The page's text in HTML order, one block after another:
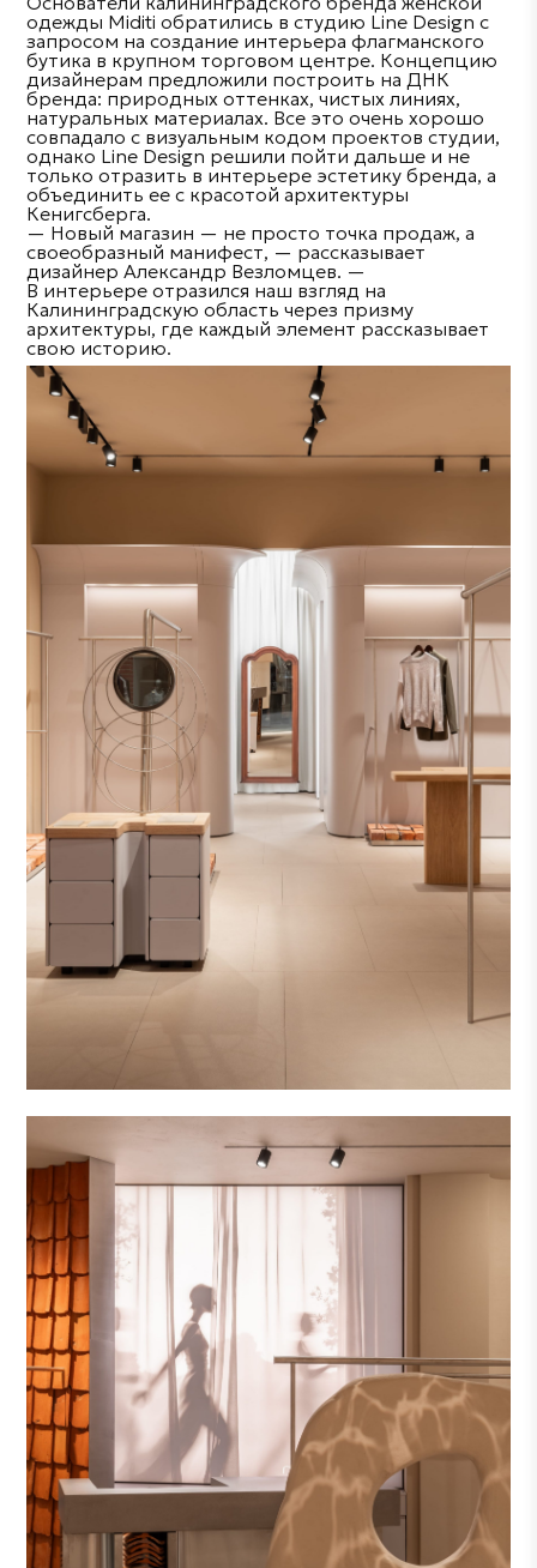
одежды Miditi обратились в студию Line Design с
запросом на создание интерьера флагманского
бутика в крупном торговом центре. Концепцию
дизайнерам предложили построить на ДНК
бренда: природных оттенках, чистых линиях,
натуральных материалах. Все это очень хорошо
совпадало с визуальным кодом проектов студии,
однако Line Design решили пойти дальше и не
только отразить в интерьере эстетику бренда, а
объединить ее с красотой архитектуры
Кенигсберга.
— Новый магазин — не просто точка продаж, а
своеобразный манифест, — рассказывает
дизайнер Александр Везломцев. —
В интерьере отразился наш взгляд на
Калининградскую область через призму
архитектуры, где каждый элемент рассказывает
свою историю.